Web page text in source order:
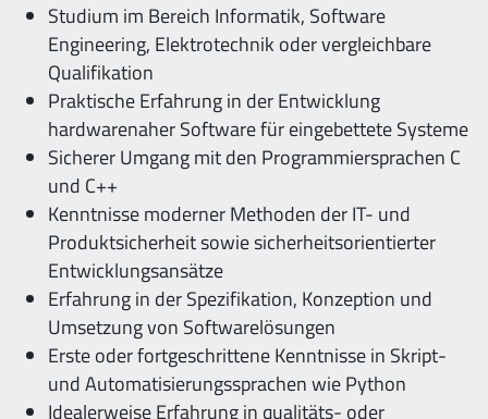
Studium im Bereich Informatik, Software
Engineering, Elektrotechnik oder vergleichbare
Qualifikation
Praktische Erfahrung in der Entwicklung
hardwarenaher Software für eingebettete Systeme
Sicherer Umgang mit den Programmiersprachen C
und C++
Kenntnisse moderner Methoden der IT- und
Produktsicherheit sowie sicherheitsorientierter
Entwicklungsansätze
Erfahrung in der Spezifikation, Konzeption und
Umsetzung von Softwarelösungen
Erste oder fortgeschrittene Kenntnisse in Skript-
und Automatisierungssprachen wie Python
Idealerweise Erfahrung in qualitäts- oder